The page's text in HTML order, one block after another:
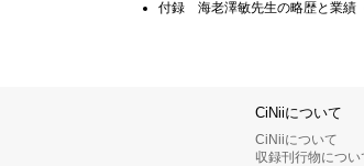
付録 海老澤敏先生の略歴と業績
CiNiiについて
CiNiiについて
収録刊行物につい